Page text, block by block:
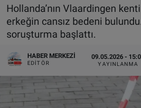
Hollanda’nın Vlaardingen
erkeğin cansız bedeni
soruşturma başlattı.
HABER MERKEZI
EDITÖR
09.05.2026 -
YAYINLANMA
AVUSTURYA
SAĞLIK - YAŞAM
BİLİM-TEKNOLOJİ
DÜNYA
BİLİM-TEKNOLOJİ
SAĞLIK
FOTO GALERİ
Tüm Manşetler
Son Dakika Haberleri
Haber Arşivi